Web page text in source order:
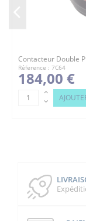
Contacteur Double
Réference : 7C64
184,00 €